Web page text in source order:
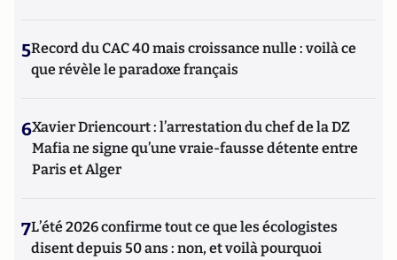
5Record du CAC 40 mais croissance nulle : voilà ce
que révèle le paradoxe français
6Xavier Driencourt : l’arrestation du chef de la DZ
Mafia ne signe qu’une vraie-fausse détente entre
Paris et Alger
7L’été 2026 confirme tout ce que les écologistes
disent depuis 50 ans : non, et voilà pourquoi